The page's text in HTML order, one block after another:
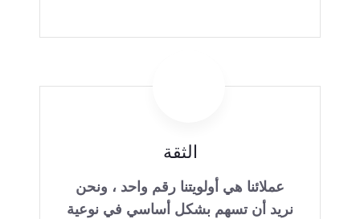
الثقة
عملائنا هي أولويتنا رقم واحد ، ونحن
نريد أن تسهم بشكل أساسي في نوعية